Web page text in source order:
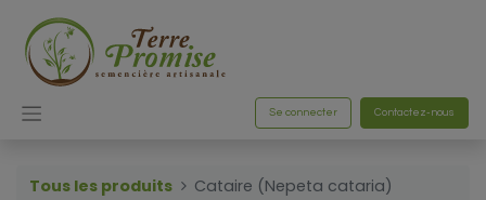
Se connecter Contactez-nous
Tous les produits Cataire (Nepeta cataria)